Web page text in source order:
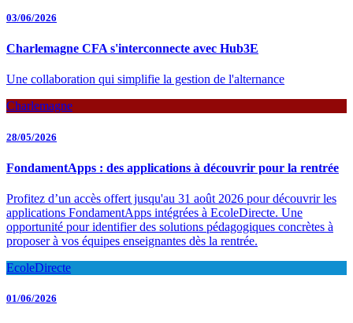
03/06/2026
Charlemagne CFA s'interconnecte avec Hub3E
Une collaboration qui simplifie la gestion de l'alternance
Charlemagne
28/05/2026
FondamentApps : des applications à découvrir pour la rentrée
Profitez d’un accès offert jusqu'au 31 août 2026 pour découvrir les
applications FondamentApps intégrées à EcoleDirecte. Une
opportunité pour identifier des solutions pédagogiques concrètes à
proposer à vos équipes enseignantes dès la rentrée.
EcoleDirecte
01/06/2026